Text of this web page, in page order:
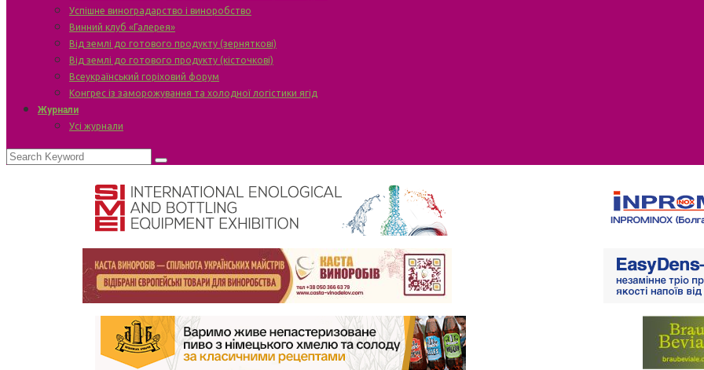
Успішне виноградарство і виноробство
Винний клуб «Галерея»
Від землі до готового продукту (зерняткові)
Від землі до готового продукту (кісточкові)
Всеукраїнський горіховий форум
Конгрес із заморожування та холодної логістики ягід
Журнали
Усі журнали